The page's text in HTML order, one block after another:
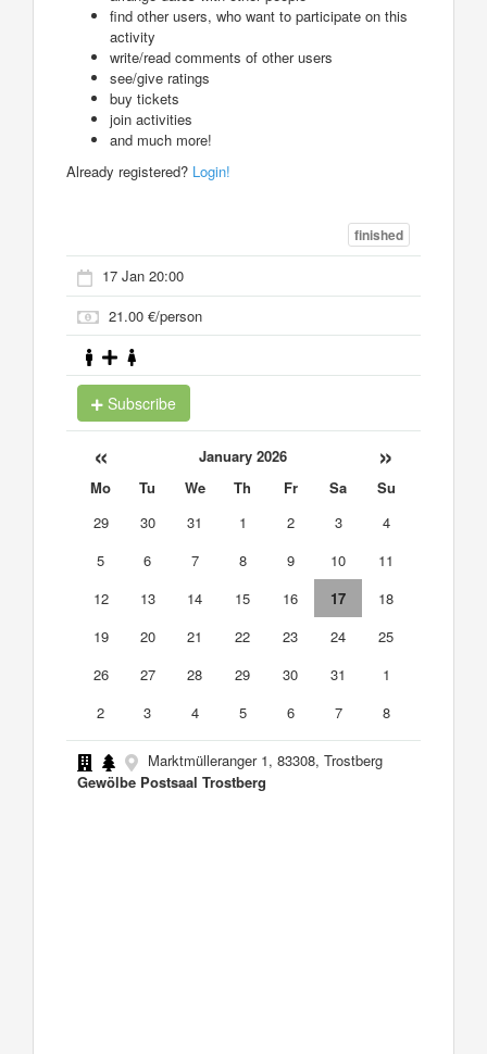
find other users, who want to participate on this
activity
write/read comments of other users
see/give ratings
buy tickets
join activities
and much more!
Already registered? Login!
finished
17 Jan 20:00
21.00 €/person
Subscribe
« January 2026 »
Mo Tu We Th Fr Sa
Su
29
30 31 1 2 3
4
5
6 7 8 9 10
11
12
13 14 15 16 17
18
19
20 21 22 23 24
25
26
27 28 29 30 31
1
2
3 4 5 6 7 8
Marktmülleranger 1, 83308, Trostberg
Gewölbe Postsaal Trostberg